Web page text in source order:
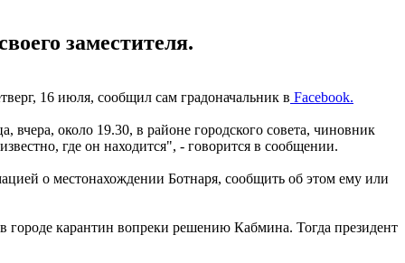
заместителя.
16 июля, сообщил сам градоначальник в Facebook.
около 19.30, в районе городского совета, чиновник
где он находится", - говорится в сообщении.
о местонахождении Ботнаря, сообщить об этом ему или
городе карантин вопреки решению Кабмина. Тогда президент